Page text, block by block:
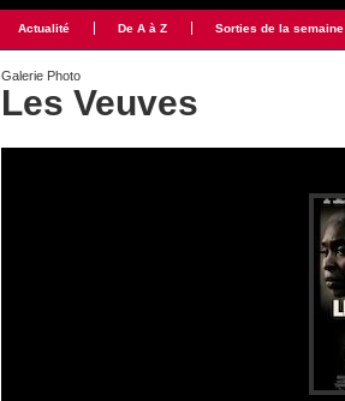
Actualité De A à Z Sorties de la semaine
Galerie Photo
Les Veuves